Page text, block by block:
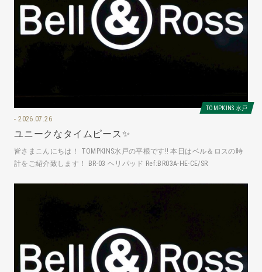
TOMPKINS 水戸
2026.07.26
ユニークなタイムピース✨
皆さまこんにちは！ TOMPKINS水戸の平根です‼️ 本日はベル＆ロスの時
計をご紹介致します！ BR-03 ヘリパッド Ref:BR03A-HE-CE/SR